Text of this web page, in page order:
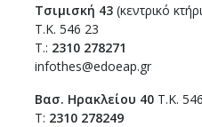
Τσιμισκή 43 (κεντρικό
Τ.Κ. 546 23
T.: 2310 278271
infothes@edoeap.gr
Βασ. Ηρακλείου 40 Τ.Κ.
Τ: 2310 278249